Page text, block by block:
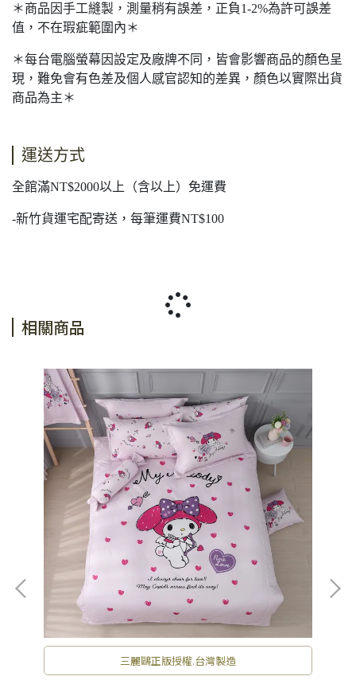
＊商品因手工縫製，測量稍有誤差，正負1-2%為許可誤差
值，不在瑕疵範圍內＊
＊每台電腦螢幕因設定及廠牌不同，皆會影響商品的顏色呈
現，難免會有色差及個人感官認知的差異，顏色以實際出貨
商品為主＊
運送方式
全館滿NT$2000以上（含以上）免運費
-新竹貨運宅配寄送，每筆運費NT$100
相關商品
三麗鷗正版授權.台灣製造